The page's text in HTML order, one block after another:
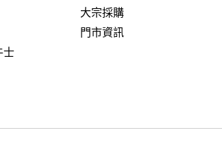
士
大宗採購
門市資訊